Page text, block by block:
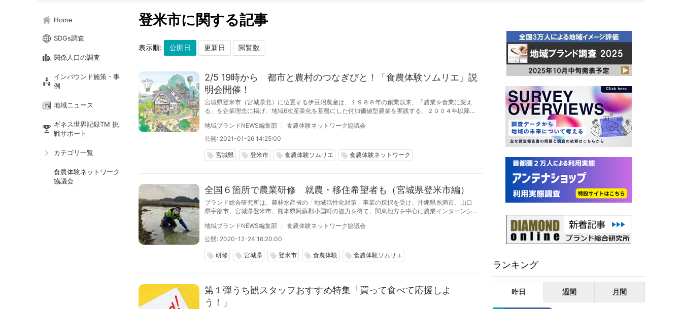
Home
SDGs調査
関係人口の調査
インバウンド施策・事
例
地域ニュース
ギネス世界記録TM 挑
戦サポート
カテゴリ一覧
食農体験ネットワーク
協議会
登米市に関する記事
表示順:
2/5 19時から 都市と農村のつなぎびと！「食農体験ソムリエ」説
明会開催！
宮城県登米市（宮城県北）に位置する伊豆沼農産は、１９８８年の創業以来、「農業を食業に変え
る」を企業理念に掲げ、地域6次産業化を基盤にした付加価値型農業を実践する。２００４年以降は
地域ブランドNEWS編集部
食農体験ネットワーク協議会
公開: 2021-01-26 14:25:00
local_offer 宮城県 local_offer 登米市 local_offer 食農体験ソムリエ local_offer 食農体験ネットワーク
全国６箇所で農業研修 就農・移住希望者も（宮城県登米市編）
ブランド総合研究所は、農林水産省の「地域活性化対策」事業の採択を受け、沖縄県糸満市、山口
県宇部市、宮城県登米市、熊本県阿蘇郡小国町の協力を得て、関東地方を中心に農業インターンシ
売や、加工食品づくり、農家レストランでのサービス、動画制作など、実践的な６次産業化を学ぶ
内容となっている。 滋賀県東近江市、長崎県大村市は、募集を終了した。
地域ブランドNEWS編集部
食農体験ネットワーク協議会
公開: 2020-12-24 16:20:00
local_offer 研修 local_offer 宮城県 local_offer 登米市 local_offer 食農体験 local_offer 食農体験ソムリエ
第１弾うち観スタッフおすすめ特集「買って食べて応援しよ
う！」
ランキング
昨日 週間 月間